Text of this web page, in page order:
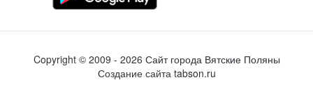
Copyright © 2009 - 2026 Сайт города Вятские Поляны
Создание сайта tabson.ru